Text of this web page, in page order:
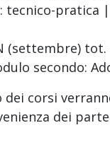
tecnico-pratica
(settembre)
secondo:
corsi
dei